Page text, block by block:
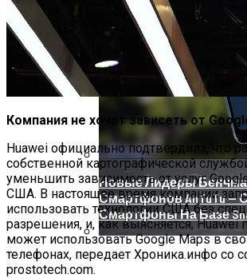
Китай Готовит
Новые Лидеры
Смартфонов AnTuTu
Смартфоны На Базе
Компания не хочет зависеть от
Huawei официально подтвердила, что
собственной картографической
уменьшить зависимость от услуг
США. В настоящее время компании
использовать технологии США без
разрешения, и, как выясняется,
может использовать Google Maps в
телефонах, передает Хроника.инфо со
prostotech.com.